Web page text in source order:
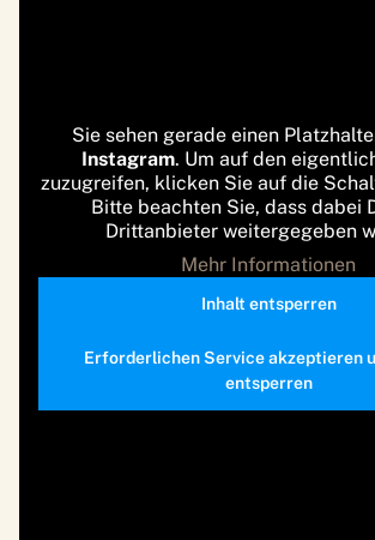
Sie sehen gerade einen
Instagram. Um auf den
zuzugreifen, klicken Sie auf die
Bitte beachten Sie, dass dabei
Drittanbieter weitergegeben
Mehr Informationen
Inhalt entsperren
Erforderlichen Service akzeptieren
entsperren